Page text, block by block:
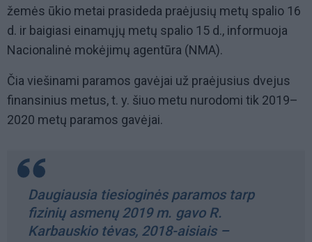
žemės ūkio metai prasideda praėjusių metų spalio 16
d. ir baigiasi einamųjų metų spalio 15 d., informuoja
Nacionalinė mokėjimų agentūra (NMA).
Čia viešinami paramos gavėjai už praėjusius dvejus
finansinius metus, t. y. šiuo metu nurodomi tik 2019–
2020 metų paramos gavėjai.
Daugiausia tiesioginės paramos tarp
fizinių asmenų 2019 m. gavo R.
Karbauskio tėvas, 2018-aisiais –